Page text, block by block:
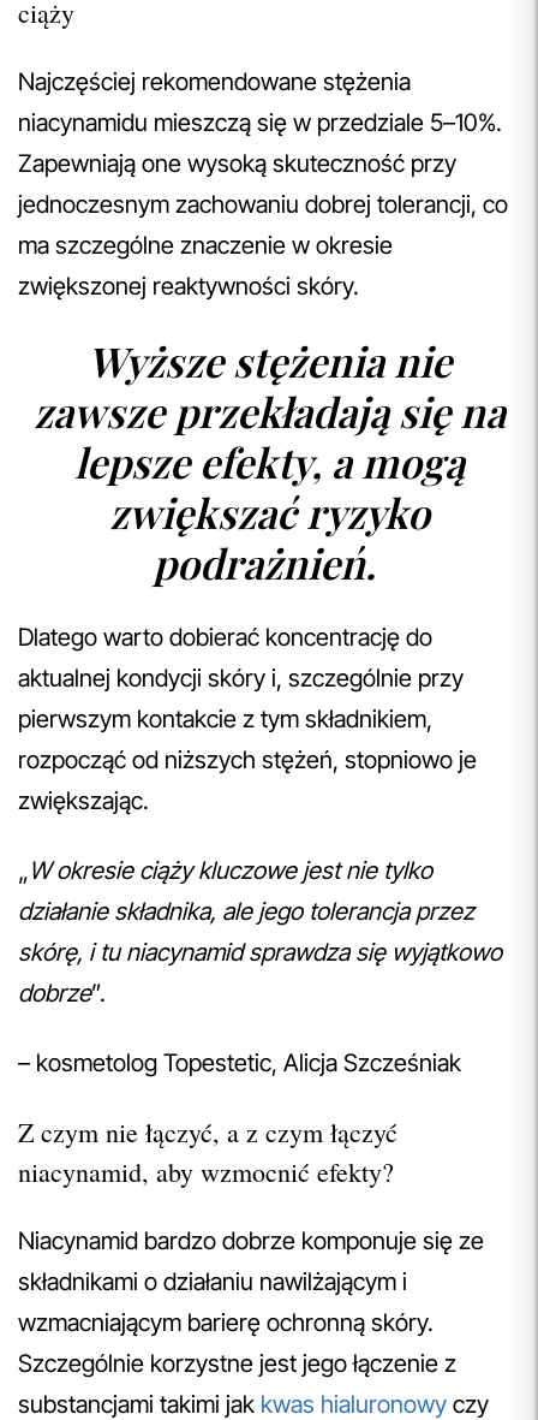
ciąży
Najczęściej rekomendowane stężenia
niacynamidu mieszczą się w przedziale 5–10%.
Zapewniają one wysoką skuteczność przy
jednoczesnym zachowaniu dobrej tolerancji, co
ma szczególne znaczenie w okresie
zwiększonej reaktywności skóry.
Wyższe stężenia nie
zawsze przekładają się na
lepsze efekty, a mogą
zwiększać ryzyko
podrażnień.
Dlatego warto dobierać koncentrację do
aktualnej kondycji skóry i, szczególnie przy
pierwszym kontakcie z tym składnikiem,
rozpocząć od niższych stężeń, stopniowo je
zwiększając.
„W okresie ciąży kluczowe jest nie tylko
działanie składnika, ale jego tolerancja przez
skórę, i tu niacynamid sprawdza się wyjątkowo
dobrze”.
– kosmetolog Topestetic, Alicja Szcześniak
Z czym nie łączyć, a z czym łączyć
niacynamid, aby wzmocnić efekty?
Niacynamid bardzo dobrze komponuje się ze
składnikami o działaniu nawilżającym i
wzmacniającym barierę ochronną skóry.
Szczególnie korzystne jest jego łączenie z
substancjami takimi jak kwas hialuronowy czy